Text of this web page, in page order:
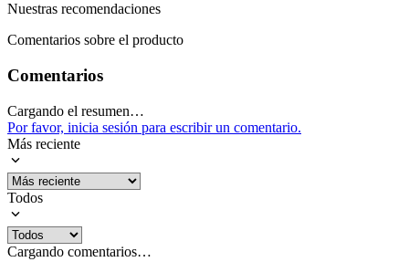
Nuestras recomendaciones
Comentarios sobre el producto
Comentarios
Cargando el resumen…
Por favor, inicia sesión para escribir un comentario.
Más reciente
Todos
Cargando comentarios…